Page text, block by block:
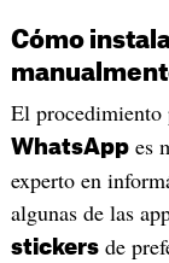
Cómo
El procedimiento
WhatsAppes
experto en
algunas de las
stickersde